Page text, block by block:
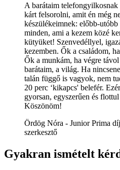
A barátaim
kárt felsorolni, amit én még
készülékeimnek: előbb-
minden, ami a kezem közé
kütyüket! Szenvedéllyel,
kezemben. Ők a családom,
Ők a munkám, ha végre
barátaim, a világ. Ha
talán függő is vagyok, nem
20 perc ‘kikapcs' belefér.
gyorsan, egyszerűen és
Köszönöm!
Ördög Nóra - Junior Prima
szerkesztő
Gyakran ismételt